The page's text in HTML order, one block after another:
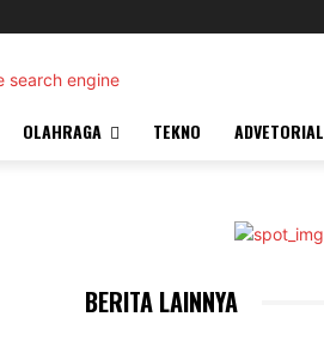
OLAHRAGA TEKNO ADVETORIAL
BERITA LAINNYA